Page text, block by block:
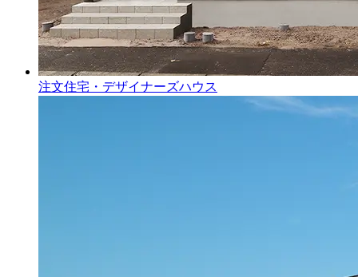
注文住宅・デザイナーズハウス